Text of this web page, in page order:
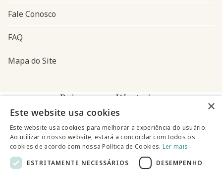
Fale Conosco
FAQ
Mapa do Site
Baixe o app Westwing
×
Este website usa cookies
Este website usa cookies para melhorar a experiência do usuário.
Ao utilizar o nosso website, estará a concordar com todos os
cookies de acordo com nossa Política de Cookies. Ler mais
ESTRITAMENTE NECESSÁRIOS
DESEMPENHO